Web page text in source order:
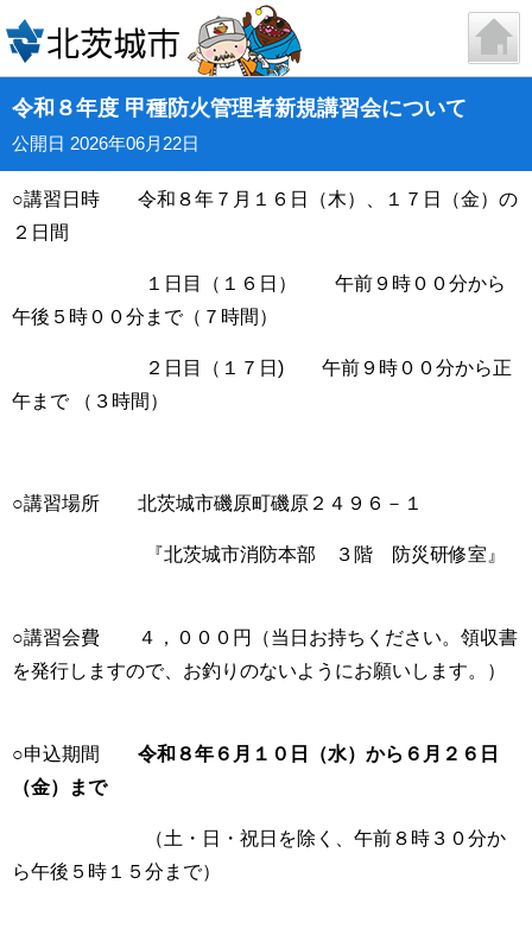
令和８年度 甲種防火管理者新規講習会について
公開日 2026年06月22日
○講習日時 令和８年７月１６日（木）、１７日（金）の
２日間
１日目（１６日） 午前９時００分から
午後５時００分まで（７時間）
２日目（１７日) 午前９時００分から正
午まで （３時間）
○講習場所 北茨城市磯原町磯原２４９６－１
『北茨城市消防本部 ３階 防災研修室』
○講習会費 ４，０００円（当日お持ちください。領収書
を発行しますので、お釣りのないようにお願いします。）
○申込期間 令和８年６月１０日（水）から６月２６日
（金）まで
（土・日・祝日を除く、午前８時３０分か
ら午後５時１５分まで）